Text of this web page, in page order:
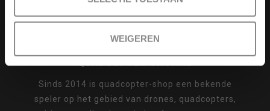
WEIGEREN
QUADCOPTER-SHOP.NL
Sinds 2014 is quadcopter-shop een bekende
speler op het gebied van drones, quadcopters,